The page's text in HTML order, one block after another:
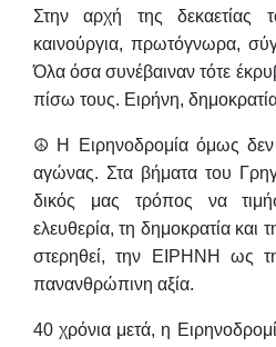
Στην αρχή της δεκαετίας
καινούργια, πρωτόγνωρα,
Όλα όσα συνέβαιναν τότε
πίσω τους. Ειρήνη,
☮️ Η Ειρηνοδρομία όμως
αγώνας. Στα βήματα του
δικός μας τρόπος να
ελευθερία, τη δημοκρατία και
στερηθεί, την ΕΙΡΗΝΗ ως
πανανθρώπινη αξία.
40 χρόνια μετά, η